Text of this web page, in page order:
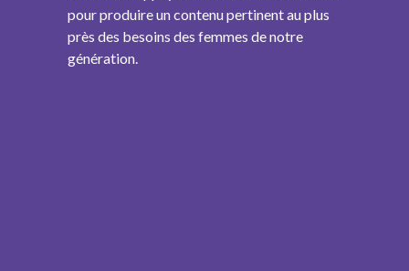
pour produire un contenu pertinent au plus
près des besoins des femmes de notre
génération.